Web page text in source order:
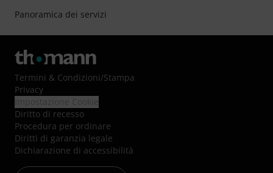
Panoramica dei servizi
Termini & Condizioni/Stampa
Privacy
Diritto di recesso
Procedura per ordinare
Diritti di garanzia legale
Dichiarazione di accessibilità